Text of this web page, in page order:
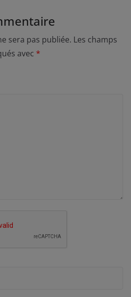
sera pas publiée. Les champs
avec *